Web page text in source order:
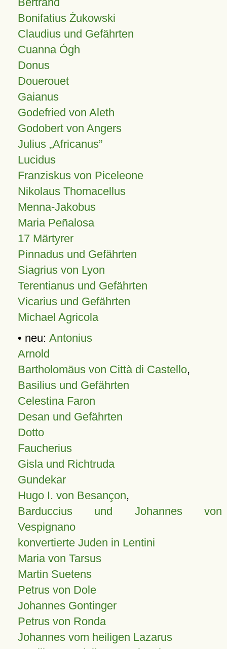
Bonifatius Żukowski
Claudius und Gefährten
Cuanna Ógh
Donus
Douerouet
Gaianus
Godefried von Aleth
Godobert von Angers
Julius Africanus
Lucidus
Franziskus von Piceleone
Nikolaus Thomacellus
Menna-Jakobus
Maria Peñalosa
17 Märtyrer
Pinnadus und Gefährten
Siagrius von Lyon
Terentianus und Gefährten
Vicarius und Gefährten
Michael Agricola
• neu: Antonius
Arnold
Bartholomäus von Città di Castello,
Basilius und Gefährten
Celestina Faron
Desan und Gefährten
Dotto
Faucherius
Gisla und Richtruda
Gundekar
Hugo I. von Besançon,
Barduccius und Johannes von
Vespignano
konvertierte Juden in Lentini
Maria von Tarsus
Martin Suetens
Petrus von Dole
Johannes Gontinger
Petrus von Ronda
Johannes vom heiligen Lazarus